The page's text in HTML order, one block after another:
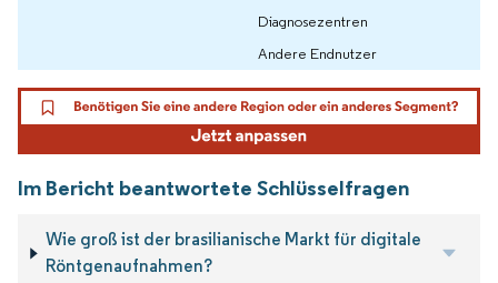
Diagnosezentren
Andere Endnutzer
Im Bericht beantwortete Schlüsselfragen
Wie groß ist der brasilianische Markt für digitale
Röntgenaufnahmen?